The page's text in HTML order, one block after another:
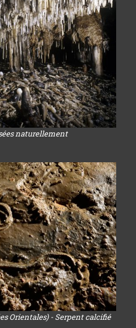
naturellement
Orientales) - Serpent calcifié